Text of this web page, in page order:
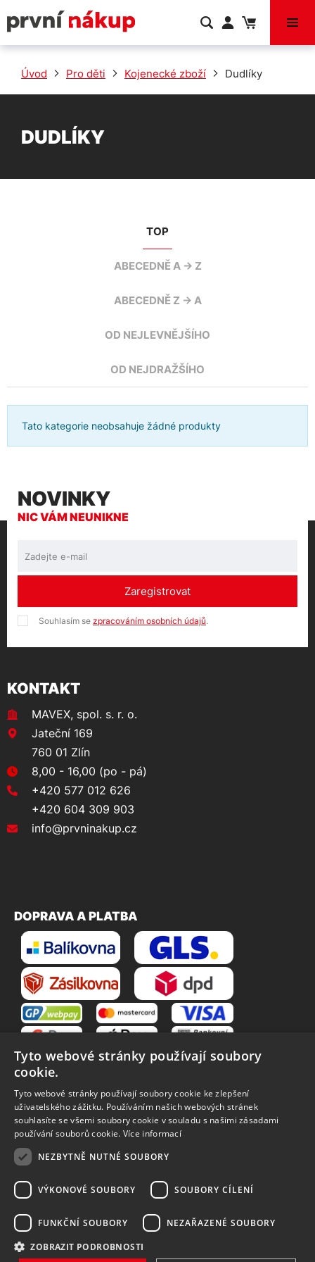
VÝPRODEJ
Úvod Pro děti Kojenecké zboží Dudlíky
DUDLÍKY
TOP
ABECEDNĚ A -> Z
ABECEDNĚ Z -> A
OD NEJLEVNĚJŠÍHO
OD NEJDRAŽŠÍHO
Tato kategorie neobsahuje žádné produkty
NOVINKY
NIC VÁM NEUNIKNE
Zaregistrovat
Souhlasím se zpracováním osobních údajů.
KONTAKT
MAVEX, spol. s. r. o.
Jateční 169
760 01 Zlín
8,00 - 16,00 (po - pá)
+420 577 012 626
+420 604 309 903
info@prvninakup.cz
DOPRAVA A PLATBA
VŠE O NÁKUPU
O nás
Obchodní podmínky
Reklamační řád
Vrácení zboží
Zpracování osobních údajů
Způsoby dopravy
Tyto webové stránky používají soubory
cookie.
Tyto webové stránky používají soubory cookie ke zlepšení
uživatelského zážitku. Používáním našich webových stránek
souhlasíte se všemi soubory cookie v souladu s našimi zásadami
používání souborů cookie. Více informací
NEZBYTNĚ NUTNÉ SOUBORY
VÝKONOVÉ SOUBORY SOUBORY CÍLENÍ
FUNKČNÍ SOUBORY NEZAŘAZENÉ SOUBORY
ZOBRAZIT PODROBNOSTI